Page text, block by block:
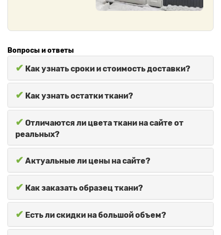
Вопросы и ответы
✔ Как узнать сроки и стоимость доставки?
✔ Как узнать остатки ткани?
✔ Отличаются ли цвета ткани на сайте от
реальных?
✔ Актуальные ли цены на сайте?
✔ Как заказать образец ткани?
✔ Есть ли скидки на большой объем?